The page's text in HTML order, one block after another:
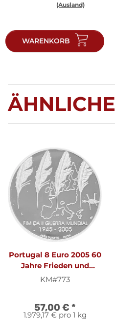
(Ausland)
WARENKORB
ÄHNLICHE
Portugal 8 Euro 2005 60
Jahre Frieden und
Freiheit - Silber PP
KM#773
57,00 € *
1.979,17 € pro 1 kg